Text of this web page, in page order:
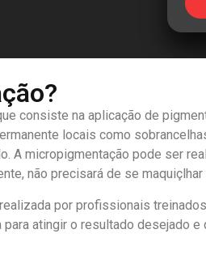
consiste na aplicação de
locais como
A micropigmentação pode ser
não precisará de se
por profissionais
atingir o resultado desejado